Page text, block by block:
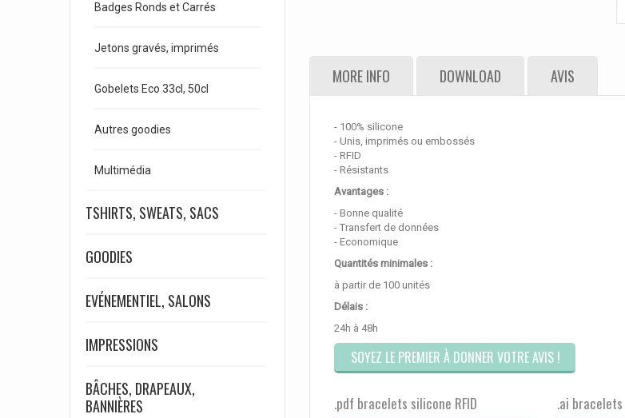
Badges Ronds et Carrés
Jetons gravés, imprimés
Gobelets Eco 33cl, 50cl
Autres goodies
Multimédia
TSHIRTS, SWEATS, SACS
GOODIES
EVÉNEMENTIEL, SALONS
IMPRESSIONS
BÂCHES, DRAPEAUX,
BANNIÈRES
MORE INFO DOWNLOAD AVIS
- 100% silicone
- Unis, imprimés ou embossés
- RFID
- Résistants
Avantages :
- Bonne qualité
- Transfert de données
- Economique
Quantités minimales :
à partir de 100 unités
Délais :
24h à 48h
SOYEZ LE PREMIER À DONNER VOTRE AVIS !
.pdf bracelets silicone RFID .ai bracelets